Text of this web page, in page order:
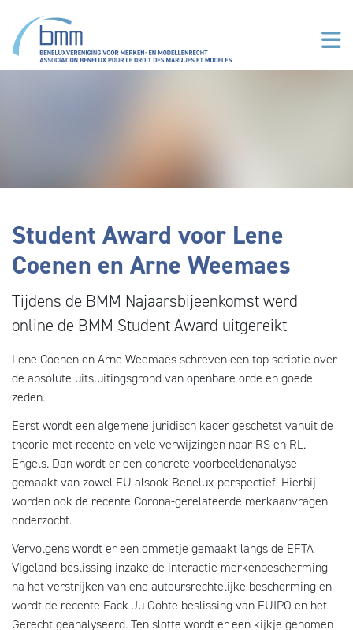
Student Award voor Lene
Coenen en Arne Weemaes
Tijdens de BMM Najaarsbijeenkomst werd
online de BMM Student Award uitgereikt
Lene Coenen en Arne Weemaes schreven een top scriptie over
de absolute uitsluitingsgrond van openbare orde en goede
zeden.
Eerst wordt een algemene juridisch kader geschetst vanuit de
theorie met recente en vele verwijzingen naar RS en RL.
Engels. Dan wordt er een concrete voorbeeldenanalyse
gemaakt van zowel EU alsook Benelux-perspectief. Hierbij
worden ook de recente Corona-gerelateerde merkaanvragen
onderzocht.
Vervolgens wordt er een ommetje gemaakt langs de EFTA
Vigeland-beslissing inzake de interactie merkenbescherming
na het verstrijken van ene auteursrechtelijke bescherming en
wordt de recente Fack Ju Gohte beslissing van EUIPO en het
Gerecht geanalyseerd. Ten slotte wordt er een kijkje genomen